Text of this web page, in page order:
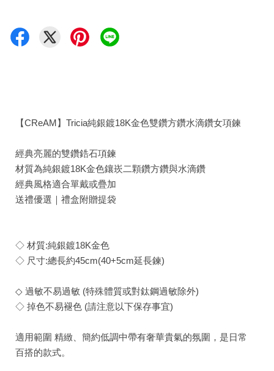
【CReAM】Tricia純銀鍍18K金色雙鑽方鑽水滴鑽女項鍊
經典亮麗的雙鑽鋯石項鍊
材質為純銀鍍18K金色鑲崁二顆鑽方鑽與水滴鑽
經典風格適合單戴或疊加
送禮優選｜禮盒附贈提袋
◇ 材質:純銀鍍18K金色
◇ 尺寸:總長約45cm(40+5cm延長鍊)
◇ 過敏不易過敏 (特殊體質或對鈦鋼過敏除外)
◇ 掉色不易褪色 (請注意以下保存事宜)
適用範圍 精緻、簡約低調中帶有奢華貴氣的氛圍，是日常
百搭的款式。